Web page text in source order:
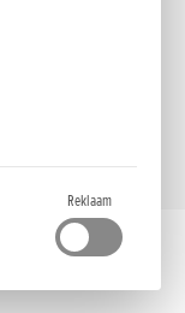
Reklaam